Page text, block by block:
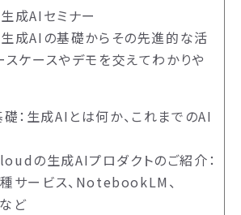
成AIセミナー
AIの基礎からその先進的な活
スケースやデモを交えてわかりや
：生成AIとは何か、これまでのAI
の生成AIプロダクトのご紹介：
サービス、NotebookLM、
ど